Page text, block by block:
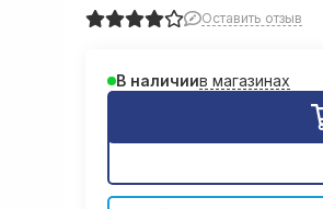
Оставить отзыв
В наличии в магазинах